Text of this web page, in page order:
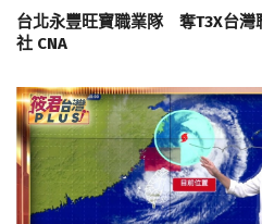
台北永豐旺寶職業隊 奪T3X台灣
社 CNA